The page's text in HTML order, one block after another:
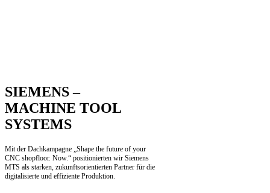
SIEMENS –
MACHINE TOOL
SYSTEMS
Mit der Dachkampagne „Shape the future of your
CNC shopfloor. Now.“ positionierten wir Siemens
MTS als starken, zukunftsorientierten Partner für die
digitalisierte und effiziente Produktion.